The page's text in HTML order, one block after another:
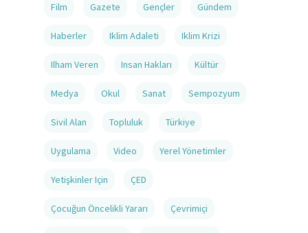
Film Gazete Gençler Gündem
Haberler Iklim Adaleti Iklim Krizi
Ilham Veren Insan Hakları Kültür
Medya Okul Sanat Sempozyum
Sivil Alan Topluluk Türkiye
Uygulama Video Yerel Yönetimler
Yetişkinler Için ÇED
Çocuğun Öncelikli Yararı Çevrimiçi